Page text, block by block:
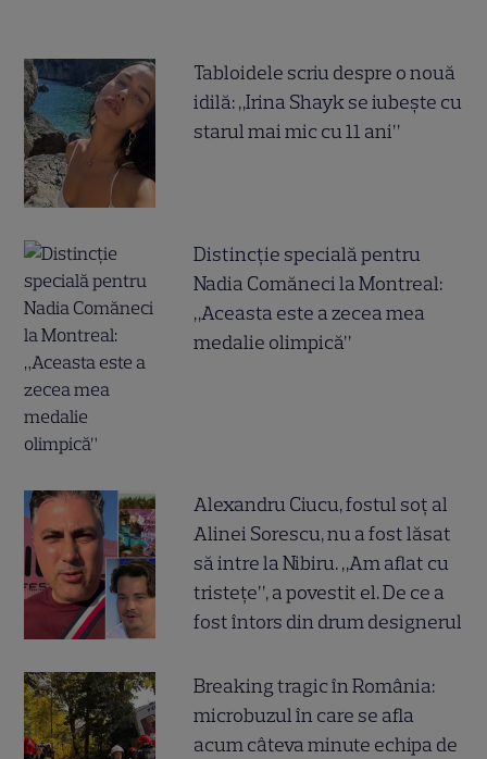
Tabloidele scriu despre o nouă
idilă: „Irina Shayk se iubește cu
starul mai mic cu 11 ani”
Distincție specială pentru
Nadia Comăneci la Montreal:
„Aceasta este a zecea mea
medalie olimpică”
Alexandru Ciucu, fostul soț al
Alinei Sorescu, nu a fost lăsat
să intre la Nibiru. „Am aflat cu
tristețe”, a povestit el. De ce a
fost întors din drum designerul
Breaking tragic în România:
microbuzul în care se afla
acum câteva minute echipa de